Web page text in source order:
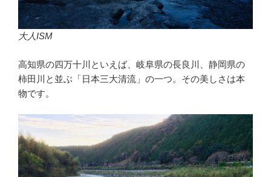
大人ISM
高知県の四万十川といえば、岐阜県の長良川、静岡県の
柿田川と並ぶ「日本三大清流」の一つ。その美しさは本
物です。